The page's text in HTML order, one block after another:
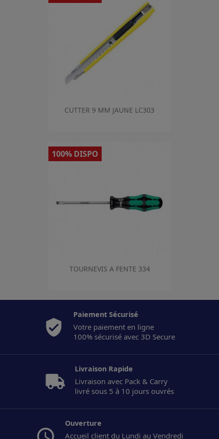
CUTTER 9 MM JAUNE LC303
TOURNEVIS A FENTE 334
100% DISPO
Paiement Sécurisé
Votre paiement en ligne
100% sécurisé avec 3D Secure
Livraison Rapide
Livraison avec Pack & Carry
livré sous 5 à 10 jours ouvrés
Ouverture
Accueil client du Lundi au Vendredi